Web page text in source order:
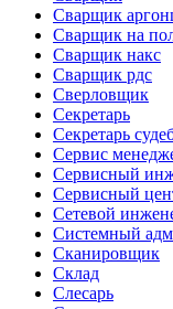
Сварщик
Сварщик на
Сварщик накс
Сварщик рдс
Сверловщик
Секретарь
Секретарь
Сервис
Сервисный
Сервисный
Сетевой
Системный
Сканировщик
Склад
Слесарь